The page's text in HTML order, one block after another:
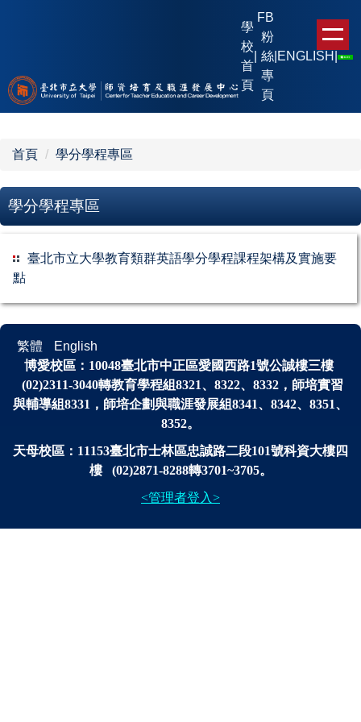
內
容
學
校
首
頁
FB
粉
絲
專
頁
ENGLISH |
首頁 學分學程專區
學分學程專區
臺北市立大學教育類群英語學分學程課程架構及實施要
點
繁體
English
博愛校區： 10048臺北市中正區愛國西路1號公誠樓三樓
(02)2311-3040轉教育學程組8321、8322、8332，師培實習
與輔導組8331，師培企劃與職涯發展組8341、 8342、8351、
8352。
天母校區：11153臺北市士林區忠誠路二段101號科資大樓四
樓 (02)2871-8288轉3701~3705。
<管理者登入>